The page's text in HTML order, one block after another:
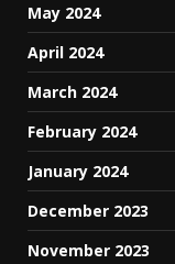
May 2024
April 2024
March 2024
February 2024
January 2024
December 2023
November 2023